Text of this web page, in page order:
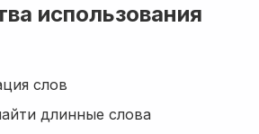
использования
слов
длинные слова